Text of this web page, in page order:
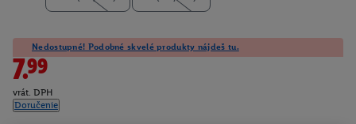
Nedostupné! Podobné skvelé produkty nájdeš tu.
7.99
vrát. DPH
Doručenie